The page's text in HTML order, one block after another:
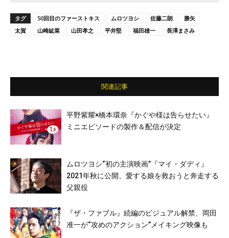
タグ 50回目のファーストキス ムロツヨシ 佐藤二朗
勝矢
太賀
山崎紘菜 山田孝之 平井堅 福田雄一 長澤まさみ
関連記事
平野紫耀×橋本環奈『かぐや様は告らせたい』
ミニエピソードの製作＆配信が決定
ムロツヨシ“初の主演映画”『マイ・ダディ』
2021年秋に公開、愛する娘を救おうと奔走する
父親役
『ザ・ファブル』続編のビジュアル解禁、岡田
准一が“攻めのアクション”メイキング映像も